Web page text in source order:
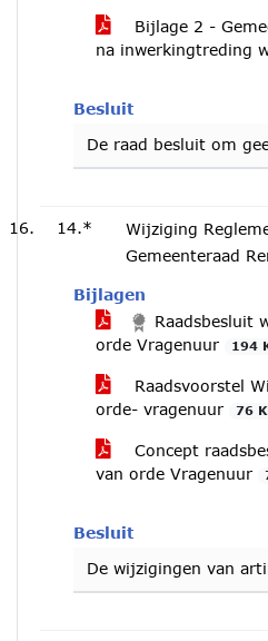
Bijlage 2 -
na inwerkingtreding
Besluit
De raad besluit om
14.*
Wijziging
Gemeenteraad
Bijlagen
Raadsbesluit
orde Vragenuur
194
Raadsvoorstel
orde- vragenuur
76
Concept
van orde Vragenuur
Besluit
De wijzigingen van